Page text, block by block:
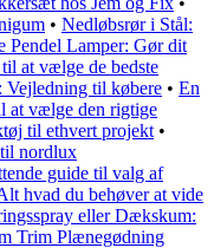
• Nedløbsrør i Stål:
Pendel Lamper: Gør dit
at vælge de bedste
Vejledning til købere • En
at vælge den rigtige
til ethvert projekt •
nordlux
guide til valg af
hvad du behøver at vide
eller Dækskum:
Trim Plænegødning